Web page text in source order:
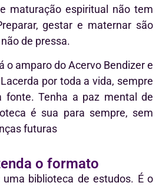
maturação espiritual não tem
gestar e maternar são
de pressa.
o amparo do Acervo Bendizer e
por toda a vida, sempre
fonte. Tenha a paz mental de
é sua para sempre, sem
futuras
o formato
uma biblioteca de estudos. É o